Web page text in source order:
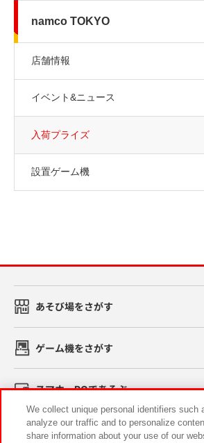
namco TOKYO
店舗情報
イベント&ニュース
入荷プライズ
設置ゲーム機
あそび場をさがす
ゲーム機をさがす
スマホ・PCであそぶ
イベント・キャンペーン
We collect unique personal identifiers such
analyze our traffic and to personalize
share information about your use of our